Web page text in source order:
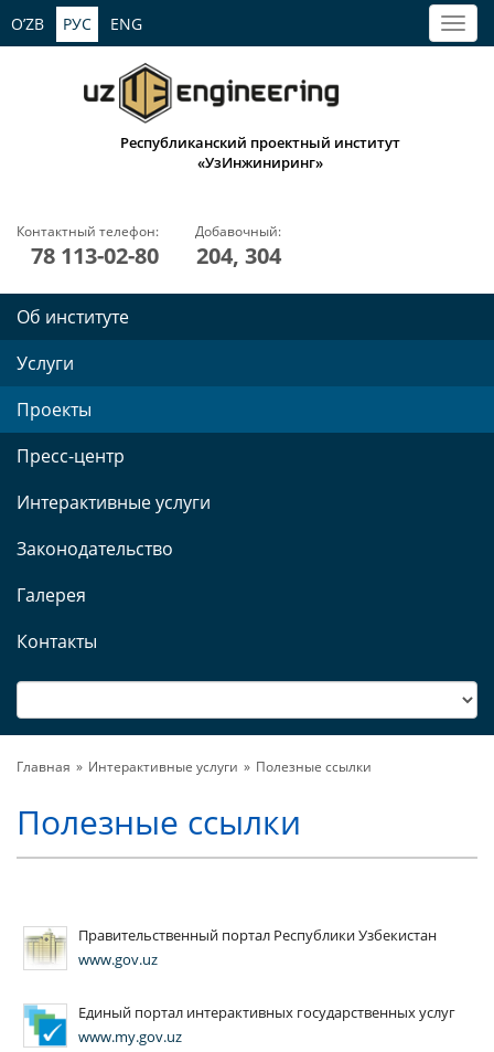
O’ZB РУС ENG
Республиканский проектный институт
«УзИнжиниринг»
Контактный телефон:
78 113-02-80
Добавочный:
204, 304
Об институте
Услуги
Проекты
Пресс-центр
Интерактивные услуги
Законодательство
Галерея
Контакты
Главная Интерактивные услуги Полезные ссылки
Полезные ссылки
Правительственный портал Республики Узбекистан
www.gov.uz
Единый портал интерактивных государственных услуг
www.my.gov.uz